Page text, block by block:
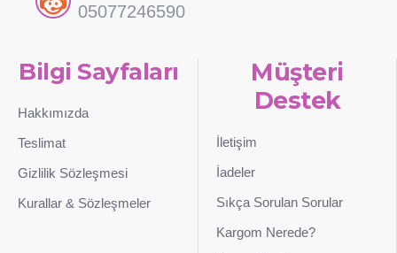
05077246590
Bilgi Sayfaları
Hakkımızda
Teslimat
Gizlilik Sözleşmesi
Kurallar & Sözleşmeler
Müşteri
Destek
İletişim
İadeler
Sıkça Sorulan Sorular
Kargom Nerede?